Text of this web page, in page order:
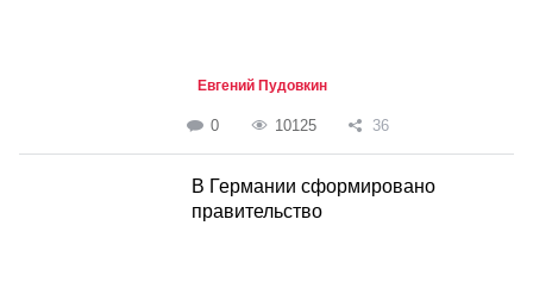
Евгений Пудовкин
0 10125 36
В Германии сформировано
правительство